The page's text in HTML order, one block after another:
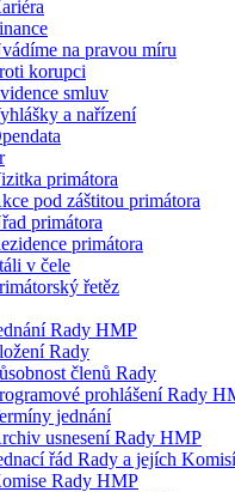
na pravou míru
korupci
smluv
a nařízení
primátora
pod záštitou primátora
primátora
primátora
v čele
řetěz
Rady HMP
Rady
členů Rady
prohlášení Rady
jednání
usnesení Rady HMP
řád Rady a jejích Komisí
Rady HMP